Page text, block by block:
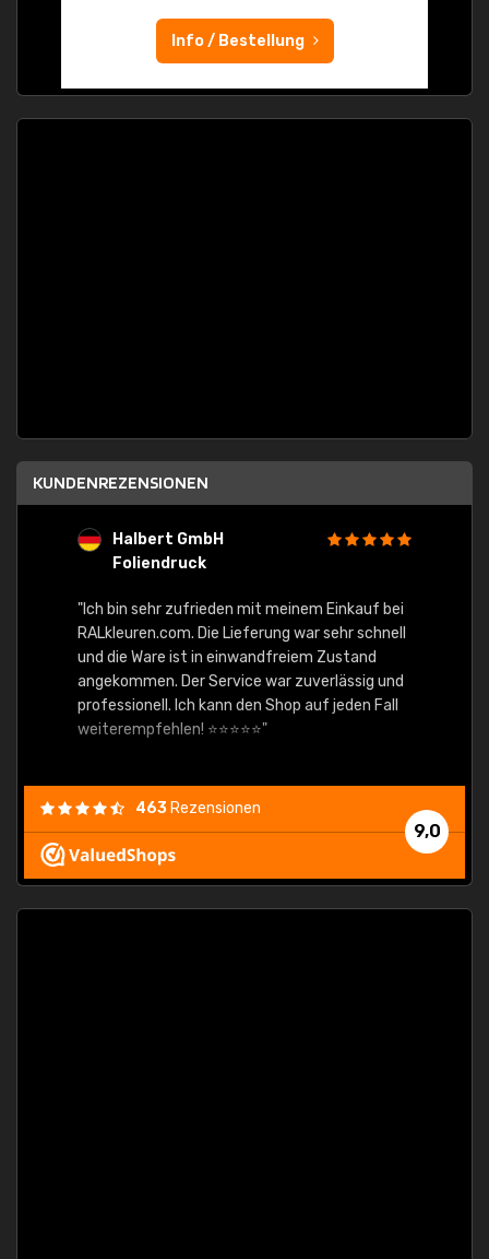
Info / Bestellung
KUNDENREZENSIONEN
Halbert GmbH
Foliendruck
"Ich bin sehr zufrieden mit meinem Einkauf bei
RALkleuren.com. Die Lieferung war sehr schnell
und die Ware ist in einwandfreiem Zustand
angekommen. Der Service war zuverlässig und
professionell. Ich kann den Shop auf jeden Fall
weiterempfehlen! ⭐⭐⭐⭐⭐"
9,0
463 Rezensionen